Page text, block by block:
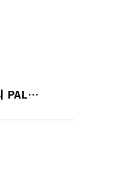
(166912142) 아이즈 아이콘 2 헤비웨이트 박스 반팔티 PALM LEAF